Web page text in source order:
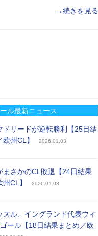
→続きを見る
ル最新ニュース
ドリードが逆転勝利【25日結
州CL】
2026.01.03
まさかのCL敗退【24日結果
CL】
2026.01.03
スル、イングランド代表ウィ
ール【18日結果まとめ／欧